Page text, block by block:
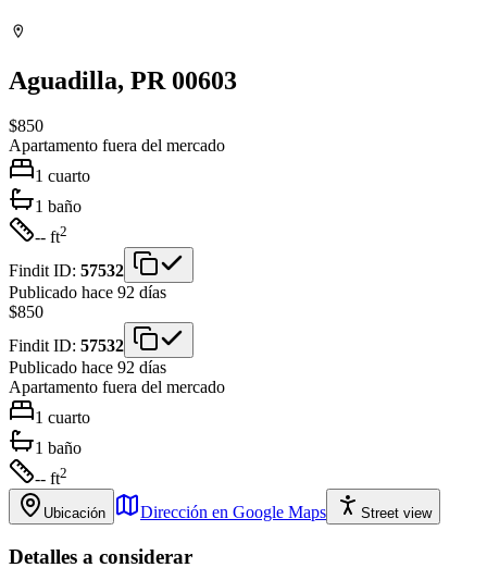
Aguadilla, PR 00603
$850
Apartamento fuera del mercado
1 cuarto
1 baño
-- ft2
Findit ID: 57532
Publicado hace 92 días
$850
Findit ID: 57532
Publicado hace 92 días
Apartamento fuera del mercado
1 cuarto
1 baño
-- ft2
Ubicación Dirección en Google Maps Street view
Detalles a considerar